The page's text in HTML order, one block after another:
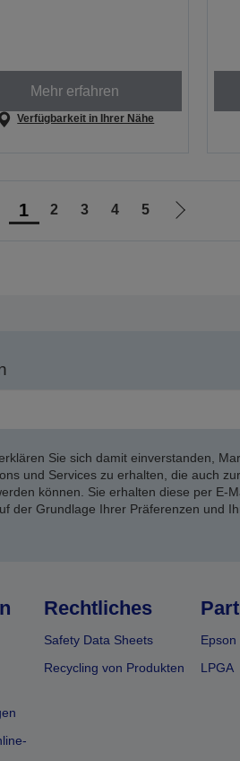
Mehr erfahren
Verfügbarkeit in Ihrer Nähe
1 2 3 4 5
Zur
Sie sich damit einverstanden,
und Services zu erhalten, die auch
können. Sie erhalten diese per E-
der Grundlage Ihrer Präferenzen und
Rechtliches
Safety Data Sheets
Recycling von Produkten
Epson
LPGA